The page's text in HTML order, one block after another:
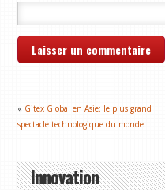
« Gitex Global en Asie: le plus grand
spectacle technologique du monde
Innovation